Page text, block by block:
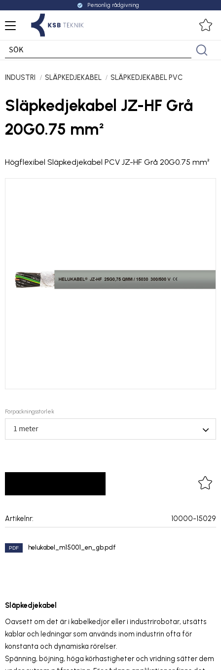
Meny
check_circle Personlig rådgivning
INDUSTRI SLÄPKEDJEKABEL SLÄPKEDJEKABEL PVC
Släpkedjekabel JZ-HF Grå
20G0.75 mm²
Högflexibel Släpkedjekabel PCV JZ-HF Grå 20G0.75 mm²
Förpackningsstorlek
Artikelnr 10000-15029
helukabel_m15001_en_gb.pdf
Släpkedjekabel
Oavsett om det är i kabelkedjor eller i industrirobotar, utsätts
kablar och ledningar som används inom industrin ofta för
konstanta och dynamiska rörelser.
Spänning, böjning, höga körhastigheter och vridning sätter dem